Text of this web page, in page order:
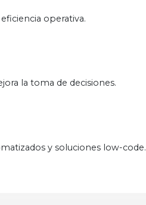
operativa.
la toma de decisiones.
y soluciones low-code.